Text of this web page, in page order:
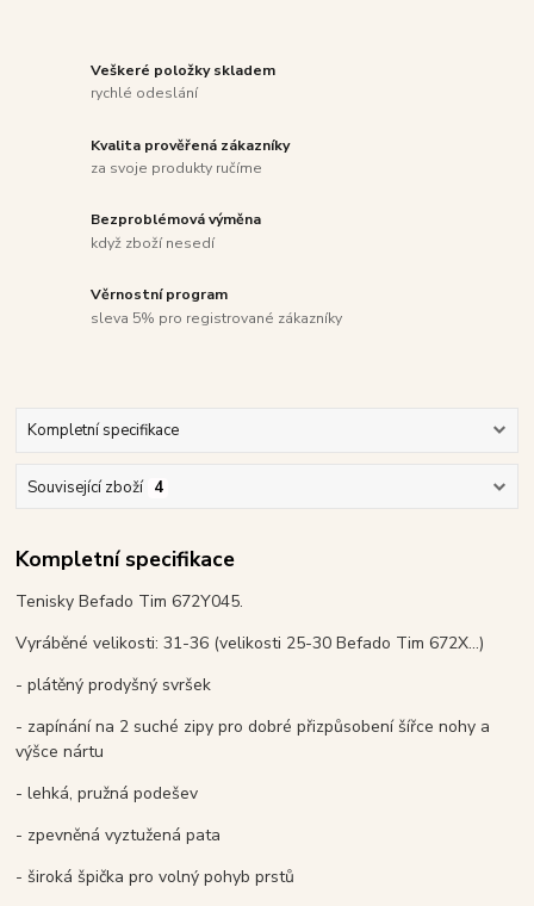
Veškeré položky skladem
rychlé odeslání
Kvalita prověřená zákazníky
za svoje produkty ručíme
Bezproblémová výměna
když zboží nesedí
Věrnostní program
sleva 5% pro registrované zákazníky
Kompletní specifikace
Související zboží 4
Kompletní specifikace
Tenisky Befado Tim 672Y045.
Vyráběné velikosti: 31-36 (velikosti 25-30 Befado Tim 672X...)
- plátěný prodyšný svršek
- zapínání na 2 suché zipy pro dobré přizpůsobení šířce nohy a
výšce nártu
- lehká, pružná podešev
- zpevněná vyztužená pata
- široká špička pro volný pohyb prstů